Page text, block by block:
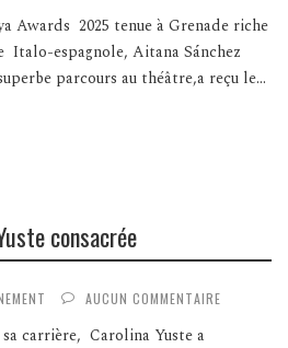
Awards 2025 tenue à Grenade riche
espagnole, Aitana Sánchez
parcours au théâtre,a reçu le...
consacrée
AUCUN COMMENTAIRE
carrière, Carolina Yuste a